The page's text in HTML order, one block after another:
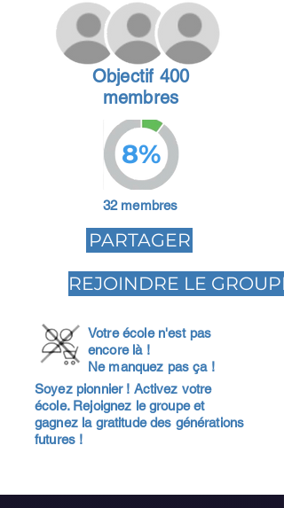
Objectif 400
membres
8%
32 membres
PARTAGER
REJOINDRE LE GROUPE
Votre école n'est pas
encore là !
Ne manquez pas ça !
Soyez pionnier ! Activez votre
école. Rejoignez le groupe et
gagnez la gratitude des générations
futures !